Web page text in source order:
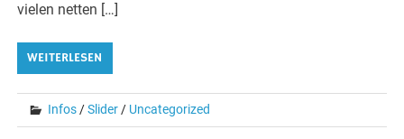
vielen netten […]
WEITERLESEN
Infos /Slider / Uncategorized